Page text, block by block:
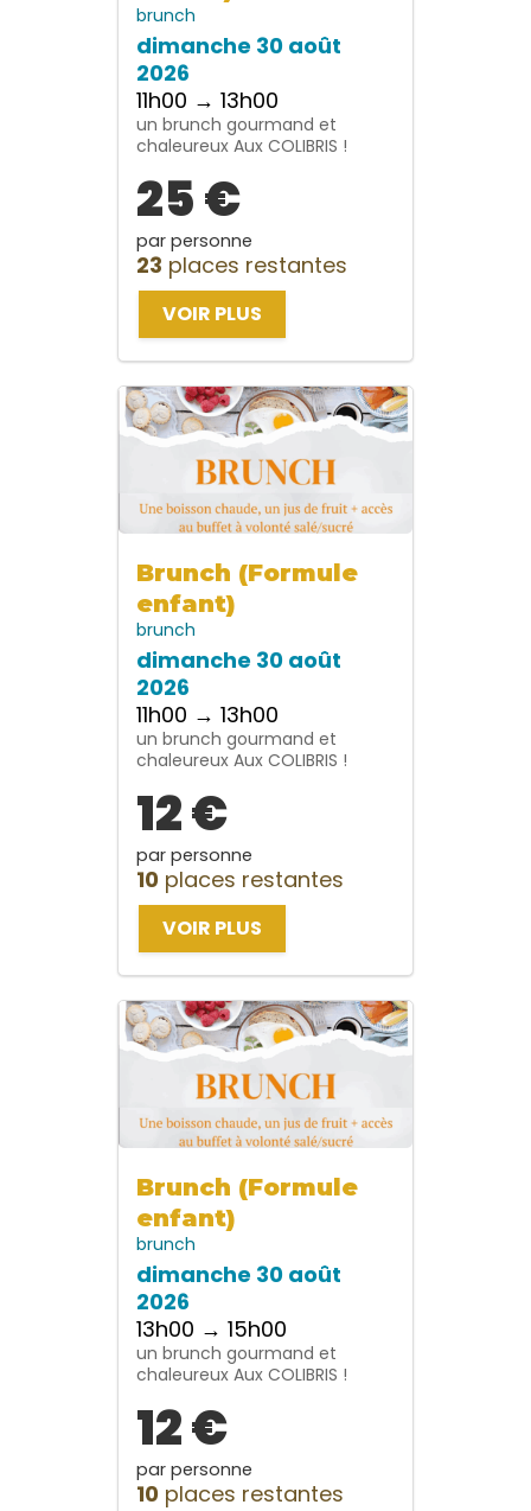
brunch
dimanche 30 août
2026
11h00 → 13h00
un brunch gourmand et
chaleureux Aux COLIBRIS !
25 €
par personne
23 places restantes
VOIR PLUS
Brunch (Formule
enfant)
brunch
dimanche 30 août
2026
11h00 → 13h00
un brunch gourmand et
chaleureux Aux COLIBRIS !
12 €
par personne
10 places restantes
VOIR PLUS
Brunch (Formule
enfant)
brunch
dimanche 30 août
2026
13h00 → 15h00
un brunch gourmand et
chaleureux Aux COLIBRIS !
12 €
par personne
10 places restantes